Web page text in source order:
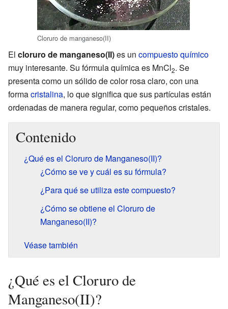
Cloruro de manganeso(II)
El cloruro de manganeso(II)es un compuesto químico
muy interesante. Su fórmula química es MnCl2. Se
presenta como un sólido de color rosa claro, con una
formacristalina, lo que significa que sus partículas están
ordenadas de manera regular, como pequeños cristales.
Contenido
¿Qué es el Cloruro de Manganeso(II)?
¿Cómo se ve y cuál es su fórmula?
¿Para qué se utiliza este compuesto?
¿Cómo se obtiene el Cloruro de
Manganeso(II)?
Véase también
¿Qué es el Cloruro de
Manganeso(II)?